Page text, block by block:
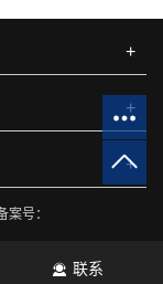
+
+
+
号：
联系